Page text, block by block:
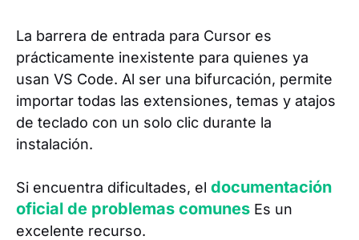
La barrera de entrada para Cursor es
prácticamente inexistente para quienes ya
usan VS Code. Al ser una bifurcación, permite
importar todas las extensiones, temas y atajos
de teclado con un solo clic durante la
instalación.
Si encuentra dificultades, el documentación
oficial de problemas comunes Es un
excelente recurso.